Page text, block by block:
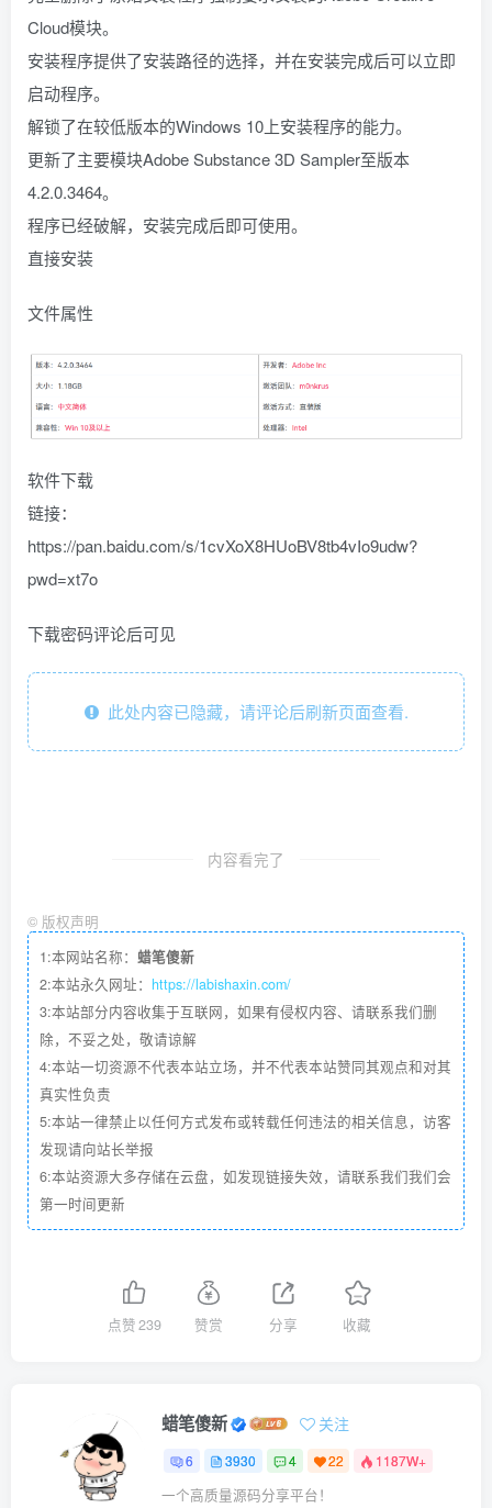
Cloud模块。
安装程序提供了安装路径的选择，并在安装完成后可以立即
启动程序。
解锁了在较低版本的Windows 10上安装程序的能力。
更新了主要模块Adobe Substance 3D Sampler至版本
4.2.0.3464。
程序已经破解，安装完成后即可使用。
直接安装
文件属性
软件下载
链接：
https://pan.baidu.com/s/1cvXoX8HUoBV8tb4vIo9udw?
pwd=xt7o
下载密码评论后可见
此处内容已隐藏，请评论后刷新页面查看.
内容看完了
© 版权声明
1:本网站名称： 蜡笔傻新
2:本站永久网址： https://labishaxin.com/
3:本站部分内容收集于互联网，如果有侵权内容、请联系我们删
除，不妥之处，敬请谅解
4:本站一切资源不代表本站立场，并不代表本站赞同其观点和对其
真实性负责
5:本站一律禁止以任何方式发布或转载任何违法的相关信息，访客
发现请向站长举报
6:本站资源大多存储在云盘，如发现链接失效，请联系我们我们会
第一时间更新
点赞239 赞赏 分享 收藏
蜡笔傻新 关注
6 3930 4 22 1187W+
一个高质量源码分享平台！